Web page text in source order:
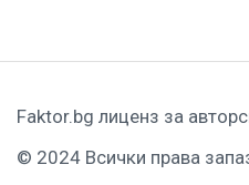
Faktor.bg лиценз за
© 2024 Всички права